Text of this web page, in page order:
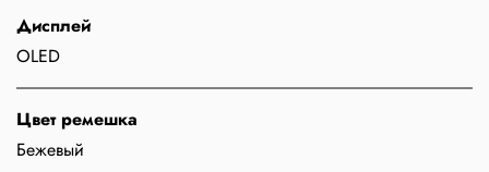
Дисплей
OLED
Цвет ремешка
Бежевый